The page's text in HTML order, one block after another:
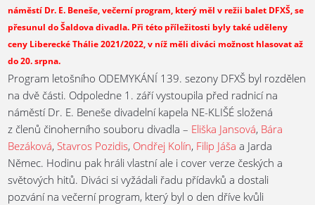
náměstí Dr. E. Beneše, večerní program, který měl v režii balet DFXŠ, se
přesunul do Šaldova divadla. Při této příležitosti byly také uděleny
ceny Liberecké Thálie 2021/2022, v níž měli diváci možnost hlasovat až
do 20. srpna.
Program letošního ODEMYKÁNÍ 139. sezony DFXŠ byl rozdělen
na dvě části. Odpoledne 1. září vystoupila před radnicí na
náměstí Dr. E. Beneše divadelní kapela NE-KLIŠÉ složená
z členů činoherního souboru divadla – Eliška Jansová, Bára
Bezáková,Stavros Pozidis, Ondřej Kolín, Filip Jáša a Jarda
Němec. Hodinu pak hráli vlastní ale i cover verze českých a
světových hitů. Diváci si vyžádali řadu přídavků a dostali
pozvání na večerní program, který byl o den dříve kvůli